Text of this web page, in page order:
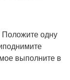
Положите одну
выполните в